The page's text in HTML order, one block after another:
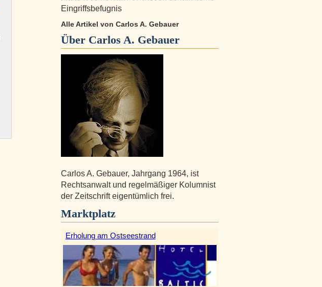
Eingriffsbefugnis
Alle Artikel von Carlos A. Gebauer
Über Carlos A. Gebauer
Carlos A. Gebauer, Jahrgang 1964, ist
Rechtsanwalt und regelmäßiger Kolumnist
der Zeitschrift eigentümlich frei.
Marktplatz
Erholung am Ostseestrand